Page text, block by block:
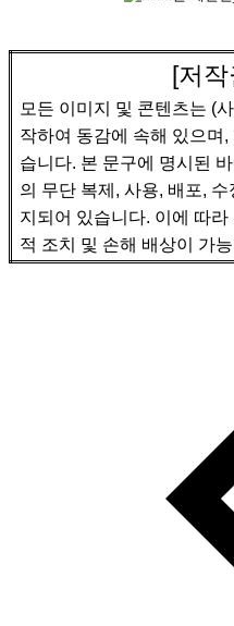
[저작
모든 이미지 및 콘텐츠는 (사
작하여 동감에 속해 있으며 ,
습니다. 본 문구에 명시된
의 무단 복제 , 사용, 배포, 수
지되어 있습니다. 이에 따라
적 조치 및 손해 배상이 가